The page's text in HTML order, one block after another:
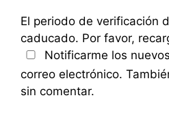
El periodo de verificación
caducado. Por favor,
Notificarme los
correo electrónico.
sin comentar.